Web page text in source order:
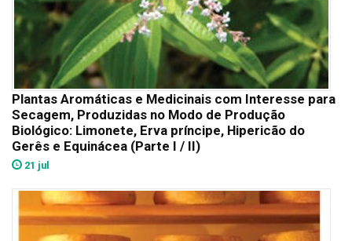
Plantas Aromáticas e Medicinais com Interesse para
Secagem, Produzidas no Modo de Produção
Biológico: Limonete, Erva príncipe, Hipericão do
Gerês e Equinácea (Parte I / II)
21 jul